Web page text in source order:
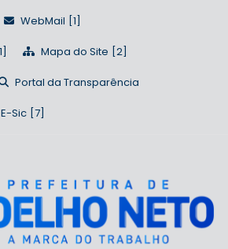
WebMail
Mapa do Site
Portal da Transparência
E-Sic